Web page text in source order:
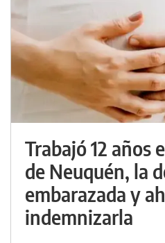
Trabajó 12 años
de Neuquén, la
embarazada y
indemnizarla